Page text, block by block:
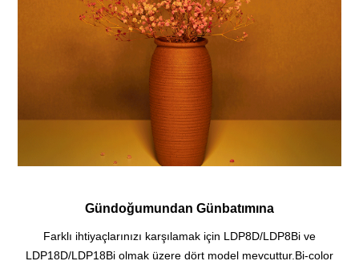
Gündoğumundan Günbatımına
Farklı ihtiyaçlarınızı karşılamak için LDP8D/LDP8Bi ve
LDP18D/LDP18Bi olmak üzere dört model mevcuttur.Bi-color